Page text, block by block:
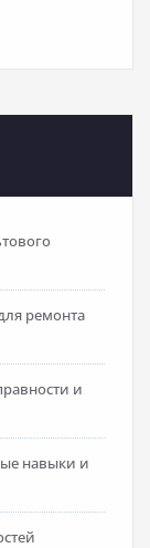
ремонта
и
навыки и